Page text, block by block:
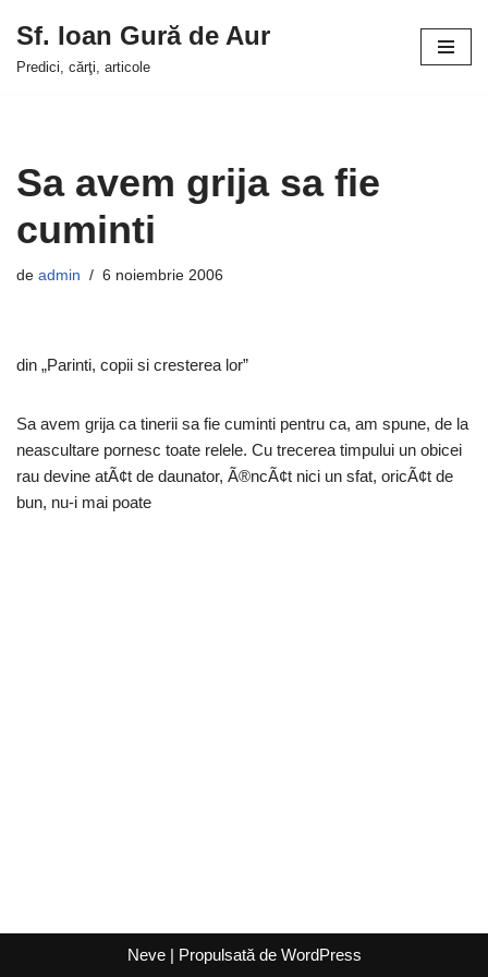
Sari
Sf. Ioan Gură de Aur
Predici, cărţi, articole
Sa avem grija sa fie
cuminti
de admin 6 noiembrie 2006
din „Parinti, copii si cresterea lor”
Sa avem grija ca tinerii sa fie cuminti pentru ca, am spune, de la
neascultare pornesc toate relele. Cu trecerea timpului un obicei
rau devine atÃ¢t de daunator, Ã®ncÃ¢t nici un sfat, oricÃ¢t de
bun, nu-i mai poate
Neve| Propulsată de WordPress